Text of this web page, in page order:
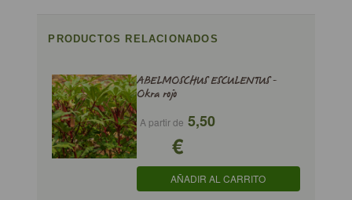
PRODUCTOS RELACIONADOS
ABELMOSCHUS ESCULENTUS -
Okra rojo
A partir de 5,50
€
AÑADIR AL CARRITO